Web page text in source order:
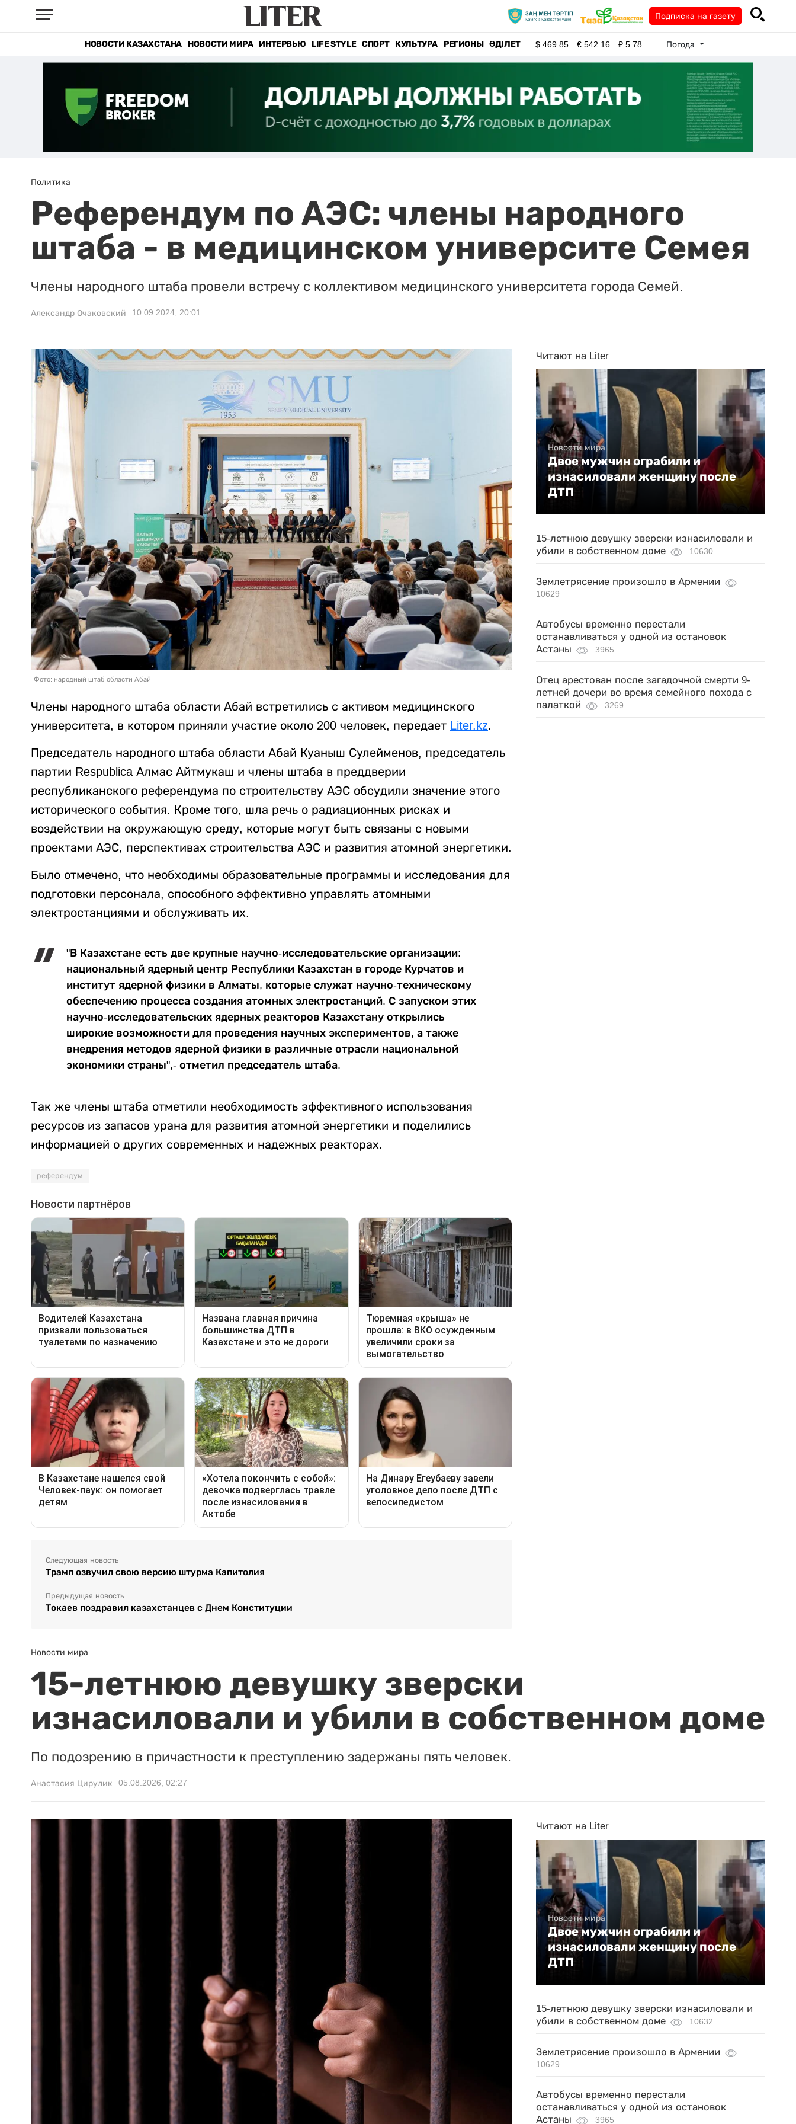
Подписка на газету
НОВОСТИ КАЗАХСТАНА НОВОСТИ МИРА ИНТЕРВЬЮ LIFE STYLE СПОРТ КУЛЬТУРА РЕГИОНЫ ӘДІЛЕТ $469.85 €542.16 ₽5.78 Погода
Политика
Референдум по АЭС: члены народного
штаба - в медицинском университе Семея
Члены народного штаба провели встречу с коллективом медицинского университета города Семей.
Александр Очаковский 10.09.2024, 20:01
Фото: народный штаб области Абай
Члены народного штаба области Абай встретились с активом медицинского
университета, в котором приняли участие около 200 человек, передает Liter.kz.
Председатель народного штаба области Абай Куаныш Сулейменов, председатель
партии Respublica Алмас Айтмукаш и члены штаба в преддверии
республиканского референдума по строительству АЭС обсудили значение этого
исторического события. Кроме того, шла речь о радиационных рисках и
воздействии на окружающую среду, которые могут быть связаны с новыми
проектами АЭС, перспективах строительства АЭС и развития атомной энергетики.
Было отмечено, что необходимы образовательные программы и исследования для
подготовки персонала, способного эффективно управлять атомными
электростанциями и обслуживать их.
"В Казахстане есть две крупные научно-исследовательские организации:
национальный ядерный центр Республики Казахстан в городе Курчатов и
институт ядерной физики в Алматы, которые служат научно-техническому
обеспечению процесса создания атомных электростанций. С запуском этих
научно-исследовательских ядерных реакторов Казахстану открылись
широкие возможности для проведения научных экспериментов, а также
внедрения методов ядерной физики в различные отрасли национальной
экономики страны",- отметил председатель штаба.
Так же члены штаба отметили необходимость эффективного использования
ресурсов из запасов урана для развития атомной энергетики и поделились
информацией о других современных и надежных реакторах.
референдум
Следующая новость
Трамп озвучил свою версию штурма Капитолия
Предыдущая новость
Токаев поздравил казахстанцев с Днем Конституции
Читают на Liter
Новости мира
Двое мужчин ограбили и
изнасиловали женщину после
ДТП
15-летнюю девушку зверски изнасиловали и
убили в собственном доме
10630
Землетрясение произошло в Армении
10629
Автобусы временно перестали
останавливаться у одной из остановок
Астаны
3965
Отец арестован после загадочной смерти 9-
летней дочери во время семейного похода с
палаткой
3269
Новости мира
15-летнюю девушку зверски
изнасиловали и убили в собственном доме
По подозрению в причастности к преступлению задержаны пять человек.
Анастасия Цирулик 05.08.2026, 02:27
Читают на Liter
Новости мира
Двое мужчин ограбили и
изнасиловали женщину после
ДТП
15-летнюю девушку зверски изнасиловали и
убили в собственном доме
10632
Землетрясение произошло в Армении
10629
Автобусы временно перестали
останавливаться у одной из остановок
Астаны
3965